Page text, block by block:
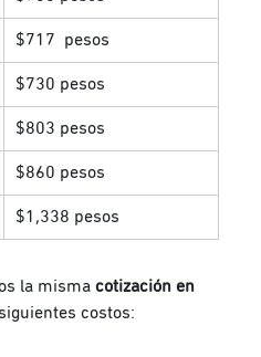
$717 pesos
$730 pesos
$803 pesos
$860 pesos
$1,338 pesos
la mismacotización en
costos: